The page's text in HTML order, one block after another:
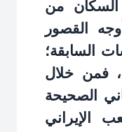
السكان من
القصور
السابقة؛
فمن خلال
الصحيحة
الإيراني